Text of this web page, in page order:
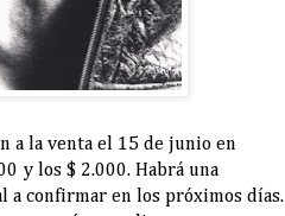
a la venta el 15 de junio en
y los $ 2.000. Habrá una
a confirmar en los próximos días.